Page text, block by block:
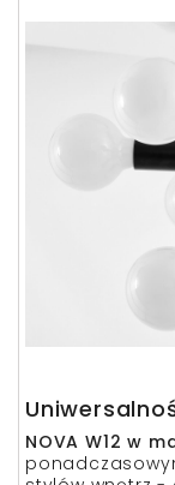
NOVA W12 w